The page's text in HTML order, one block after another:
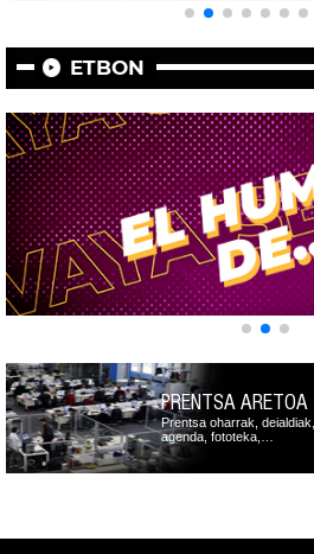
ETBON
PRENTSA ARETOA
Prentsa oharrak, deialdiak,
agenda, fototeka,…